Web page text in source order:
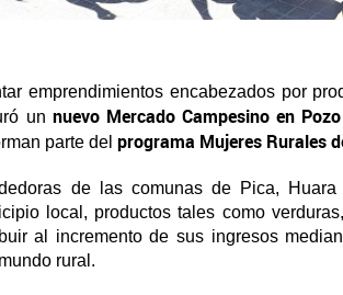
emprendimientos encabezados por
un nuevo Mercado Campesino en
parte del programa Mujeres Rurales
de las comunas de Pica,
local, productos tales como
al incremento de sus ingresos
rural.